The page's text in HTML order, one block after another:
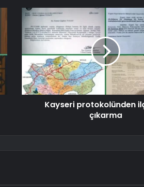
Kayseri protokolünden
çıkarma